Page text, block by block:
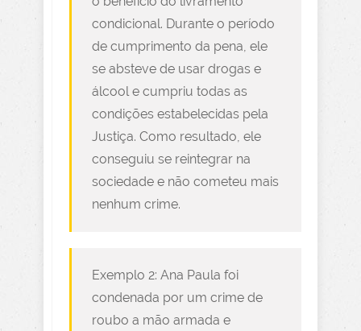
condicional. Durante o período
de cumprimento da pena, ele
se absteve de usar drogas e
álcool e cumpriu todas as
condições estabelecidas pela
Justiça. Como resultado, ele
conseguiu se reintegrar na
sociedade e não cometeu mais
nenhum crime.
Exemplo 2: Ana Paula foi
condenada por um crime de
roubo a mão armada e